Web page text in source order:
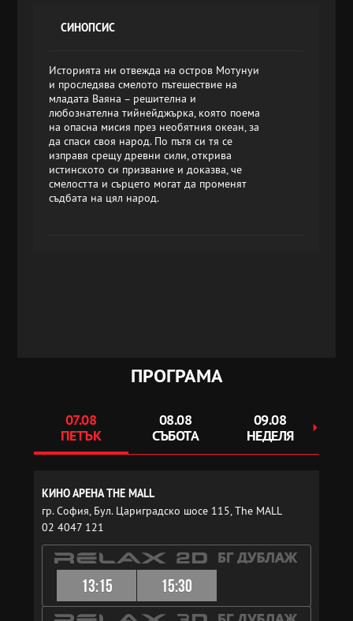
СИНОПСИС
Историята ни отвежда на остров Мотунуи
и проследява смелото пътешествие на
младата Ваяна – решителна и
любознателна тийнейджърка, която поема
на опасна мисия през необятния океан, за
да спаси своя народ. По пътя си тя се
изправя срещу древни сили, открива
истинското си призвание и доказва, че
смелостта и сърцето могат да променят
съдбата на цял народ.
ПРОГРАМА
07.08
ПЕТЪК
08.08
СЪБОТА
09.08
НЕДЕЛЯ
КИНО АРЕНА THE MALL
гр. София, Бул. Цариградско шосе 115, The MALL
02 4047 121
13:15 15:30